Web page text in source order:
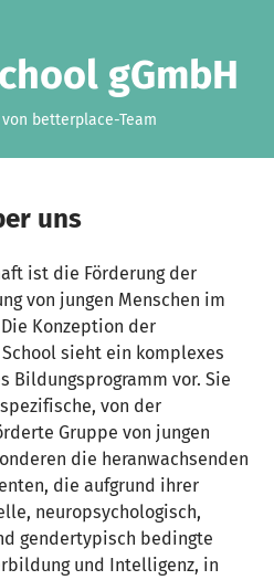
gGmbH
betterplace-Team
uns
ist die Förderung der
von jungen Menschen im
Konzeption der
sieht ein komplexes
Bildungsprogramm vor. Sie
von der
Gruppe von jungen
die heranwachsenden
die aufgrund ihrer
neuropsychologisch,
gendertypisch bedingte
und Intelligenz, in